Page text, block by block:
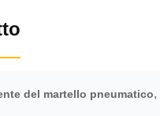
del martello pneumatico,